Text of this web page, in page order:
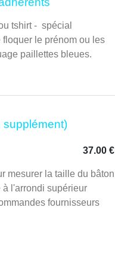
tshirt - spécial
le prénom ou les
paillettes bleues.
supplément)
37.00 €
mesurer la taille du bâton
l'arrondi supérieur
fournisseurs